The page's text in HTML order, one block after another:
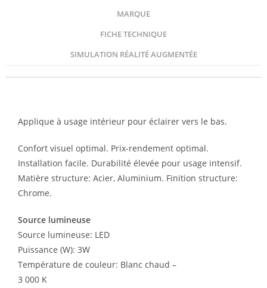
MARQUE
FICHE TECHNIQUE
SIMULATION RÉALITÉ AUGMENTÉE
Applique à usage intérieur pour éclairer vers le bas.
Confort visuel optimal. Prix-rendement optimal.
Installation facile. Durabilité élevée pour usage intensif.
Matière structure: Acier, Aluminium. Finition structure:
Chrome.
Source lumineuse
Source lumineuse: LED
Puissance (W): 3W
Température de couleur: Blanc chaud –
3 000 K